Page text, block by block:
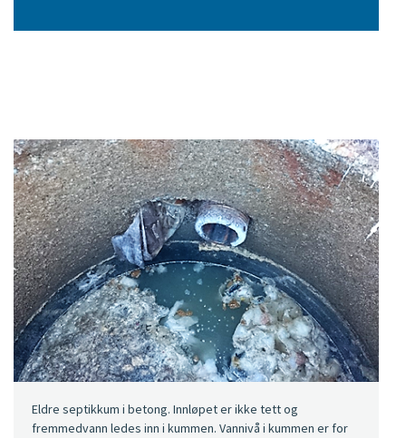
Eldre septikkum i betong. Innløpet er ikke tett og
fremmedvann ledes inn i kummen. Vannivå i kummen er for